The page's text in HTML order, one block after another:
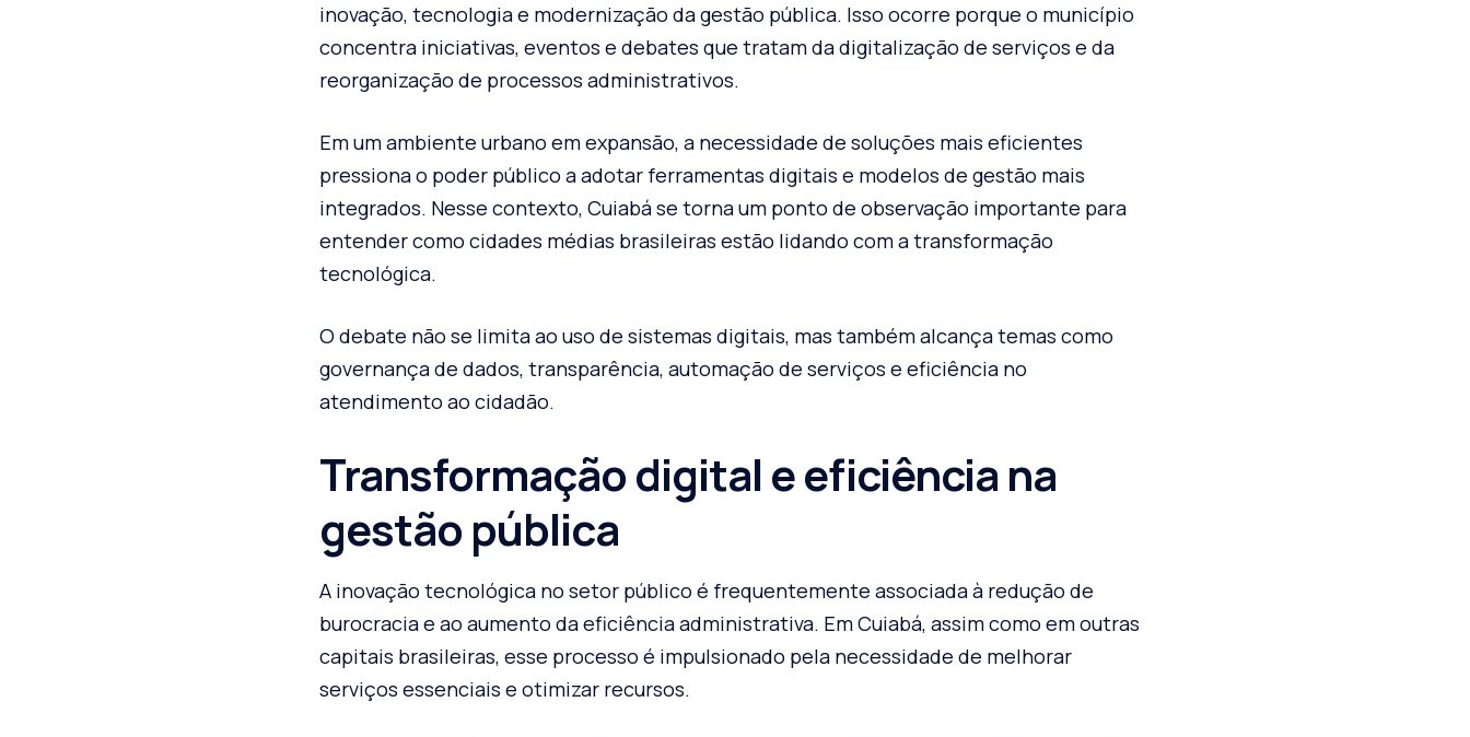
inovação, tecnologia e modernização da gestão pública. Isso ocorre porque o município
concentra iniciativas, eventos e debates que tratam da digitalização de serviços e da
reorganização de processos administrativos.
Em um ambiente urbano em expansão, a necessidade de soluções mais eficientes
pressiona o poder público a adotar ferramentas digitais e modelos de gestão mais
integrados. Nesse contexto, Cuiabá se torna um ponto de observação importante para
entender como cidades médias brasileiras estão lidando com a transformação
tecnológica.
O debate não se limita ao uso de sistemas digitais, mas também alcança temas como
governança de dados, transparência, automação de serviços e eficiência no
atendimento ao cidadão.
Transformação digital e eficiência na
gestão pública
A inovação tecnológica no setor público é frequentemente associada à redução de
burocracia e ao aumento da eficiência administrativa. Em Cuiabá, assim como em outras
capitais brasileiras, esse processo é impulsionado pela necessidade de melhorar
serviços essenciais e otimizar recursos.